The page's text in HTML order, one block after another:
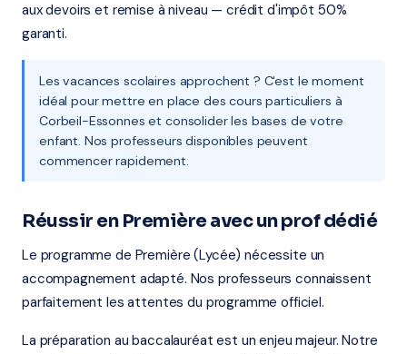
aux devoirs et remise à niveau — crédit d'impôt 50%
garanti.
Les vacances scolaires approchent ? C'est le moment
idéal pour mettre en place des cours particuliers à
Corbeil-Essonnes et consolider les bases de votre
enfant. Nos professeurs disponibles peuvent
commencer rapidement.
Réussir en Première avec un prof dédié
Le programme de Première (Lycée) nécessite un
accompagnement adapté. Nos professeurs connaissent
parfaitement les attentes du programme officiel.
La préparation au baccalauréat est un enjeu majeur. Notre